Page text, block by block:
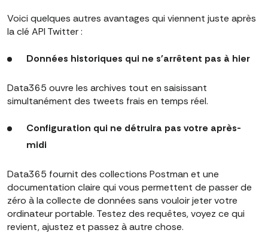
Voici quelques autres avantages qui viennent juste après
la clé API Twitter :
Données historiques qui ne s'arrêtent pas à hier
Data365 ouvre les archives tout en saisissant
simultanément des tweets frais en temps réel.
Configuration qui ne détruira pas votre après-
midi
Data365 fournit des collections Postman et une
documentation claire qui vous permettent de passer de
zéro à la collecte de données sans vouloir jeter votre
ordinateur portable. Testez des requêtes, voyez ce qui
revient, ajustez et passez à autre chose.